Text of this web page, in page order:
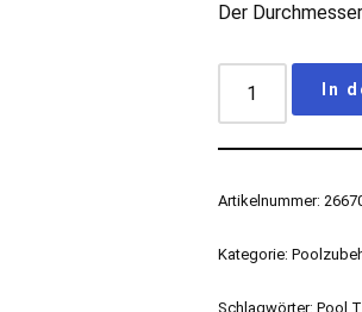
Der
In
Artikelnummer:
Kategorie:
Schlagwörter:Pool